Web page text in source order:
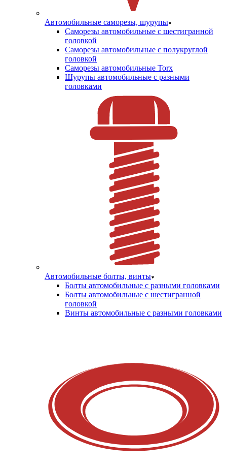
Автомобильные саморезы, шурупы
Саморезы автомобильные с шестигранной
головкой
Саморезы автомобильные с полукруглой
головкой
Саморезы автомобильные Torx
Шурупы автомобильные с разными
головками
Автомобильные болты, винты
Болты автомобильные с разными головками
Болты автомобильные с шестигранной
головкой
Винты автомобильные с разными головками